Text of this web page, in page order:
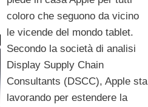
coloro che seguono da vicino
le vicende del mondo tablet.
Secondo la società di analisi
Display Supply Chain
Consultants (DSCC), Apple sta
lavorando per estendere la